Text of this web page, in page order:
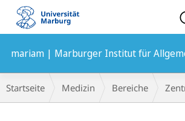
Mobile-
Navigation
mariam | Marburger Institut für
Breadcrumb-
Navigation
Startseite Medizin Bereiche